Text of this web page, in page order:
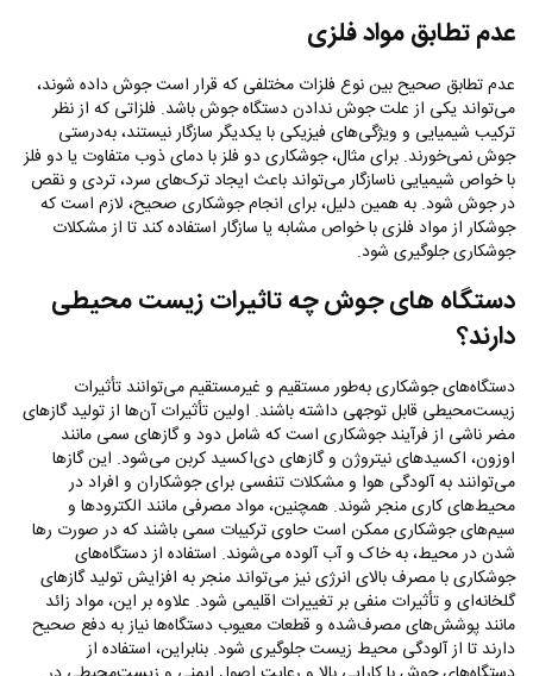
عدم تطابق مواد فلزی
عدم تطابق صحیح بین نوع فلزات مختلفی که قرار است جوش داده شوند،
می‌تواند یکی از علت جوش ندادن دستگاه جوش باشد. فلزاتی که از نظر
ترکیب شیمیایی و ویژگی‌های فیزیکی با یکدیگر سازگار نیستند، به‌درستی
جوش نمی‌خورند. برای مثال، جوشکاری دو فلز با دمای ذوب متفاوت یا دو فلز
با خواص شیمیایی ناسازگار می‌تواند باعث ایجاد ترک‌های سرد، تردی و نقص
در جوش شود. به همین دلیل، برای انجام جوشکاری صحیح، لازم است که
جوشکار از مواد فلزی با خواص مشابه یا سازگار استفاده کند تا از مشکلات
جوشکاری جلوگیری شود.
دستگاه‌ های جوش چه تاثیرات زیست محیطی
دارند؟
دستگاه‌های جوشکاری به‌طور مستقیم و غیرمستقیم می‌توانند تأثیرات
زیست‌محیطی قابل توجهی داشته باشند. اولین تأثیرات آن‌ها از تولید گازهای
مضر ناشی از فرآیند جوشکاری است که شامل دود و گازهای سمی مانند
اوزون، اکسیدهای نیتروژن و گازهای دی‌اکسید کربن می‌شود. این گازها
می‌توانند به آلودگی هوا و مشکلات تنفسی برای جوشکاران و افراد در
محیط‌های کاری منجر شوند. همچنین، مواد مصرفی مانند الکترودها و
سیم‌های جوشکاری ممکن است حاوی ترکیبات سمی باشند که در صورت رها
شدن در محیط، به خاک و آب آلوده می‌شوند. استفاده از دستگاه‌های
جوشکاری با مصرف بالای انرژی نیز می‌تواند منجر به افزایش تولید گازهای
گلخانه‌ای و تأثیرات منفی بر تغییرات اقلیمی شود. علاوه بر این، مواد زائد
مانند پوشش‌های مصرف‌شده و قطعات معیوب دستگاه‌ها نیاز به دفع صحیح
دارند تا از آلودگی محیط زیست جلوگیری شود. بنابراین، استفاده از